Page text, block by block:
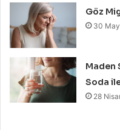
Göz
30
Maden
Soda
28